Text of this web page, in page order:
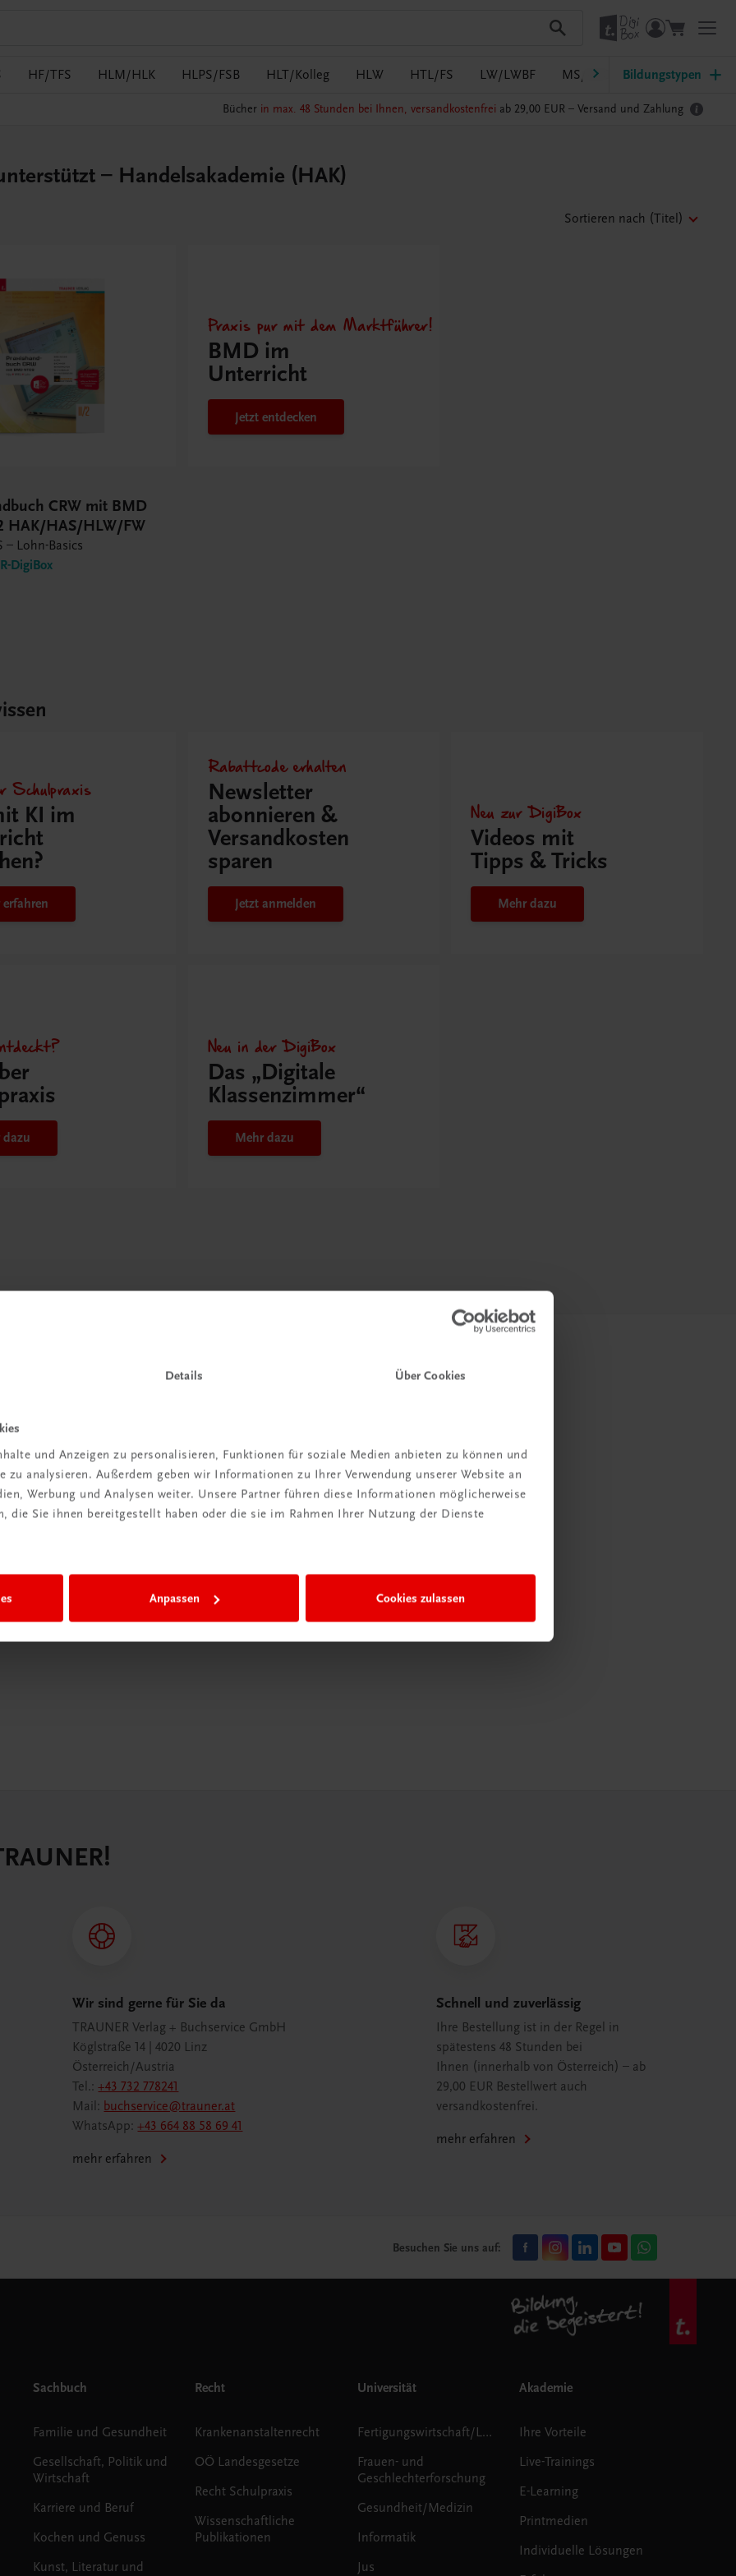
Details Über Cookies
und Anzeigen zu personalisieren, Funktionen für soziale Medien anbieten zu können und
zu analysieren. Außerdem geben wir Informationen zu Ihrer Verwendung unserer Website an
Werbung und Analysen weiter. Unsere Partner führen diese Informationen möglicherweise
die Sie ihnen bereitgestellt haben oder die sie im Rahmen Ihrer Nutzung der Dienste
Anpassen Cookies zulassen
HF/TFS HLM/HLK HLPS/FSB HLT/Kolleg HLW HTL/FS LW/LWBF MS/ASO Pflege PTS
Bildungstypen
Bücher in max. 48 Stunden bei Ihnen, versandkostenfrei ab 29,00 EUR – Versand und Zahlung
– Handelsakademie (HAK)
Sortieren nach (Titel)
CRW mit BMD
HAK/HAS/HLW/FW
– Lohn-Basics
DigiBox
Praxis pur mit dem Marktführer!
BMD im
Unterricht
Jetzt entdecken
Schulpraxis
KI im
erfahren
Rabattcode erhalten
Newsletter
abonnieren &
Versandkosten
sparen
Jetzt anmelden
Neu zur DigiBox
Videos mit
Tipps & Tricks
Mehr dazu
dazu
Neu in der DigiBox
Das „Digitale
Klassenzimmer“
Mehr dazu
der
eine
Wir sind gerne für Sie da
TRAUNER Verlag + Buchservice GmbH
Köglstraße 14 | 4020 Linz
Österreich/Austria
Tel.:+43 732 778241
Mail: buchservice@trauner.at
WhatsApp:+43 664 88 58 69 41
mehr erfahren
Schnell und zuverlässig
Ihre Bestellung ist in der Regel in
spätestens 48 Stunden bei
Ihnen (innerhalb von Österreich) – ab
29,00 EUR Bestellwert auch
versandkostenfrei.
mehr erfahren
Besuchen Sie uns auf:
Sachbuch
Familie und Gesundheit
Gesellschaft, Politik und
Wirtschaft
Karriere und Beruf
Kochen und Genuss
Kunst, Literatur und
Recht
Krankenanstaltenrecht
OÖ Landesgesetze
Recht Schulpraxis
Wissenschaftliche
Publikationen
Universität
Fertigungswirtschaft/Logistik
Frauen- und
Geschlechterforschung
Gesundheit/Medizin
Informatik
Jus
Akademie
Ihre Vorteile
Live-Trainings
E-Learning
Printmedien
Individuelle Lösungen